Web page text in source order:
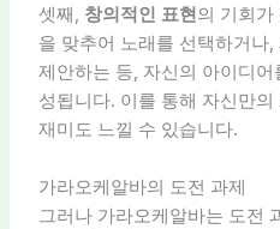
셋째, 창의적인 표현의 기회가
을 맞추어 노래를 선택하거나
제안하는 등, 자신의 아이디
성됩니다. 이를 통해 자신만
재미도 느낄 수 있습니다.
가라오케알바의 도전 과제
그러나 가라오케알바는 도전